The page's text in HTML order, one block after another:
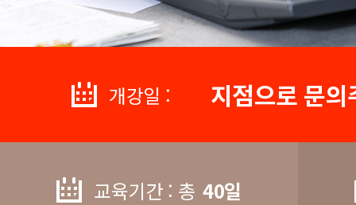
개강일 : 지점으로 문
교육기간 : 총 40일